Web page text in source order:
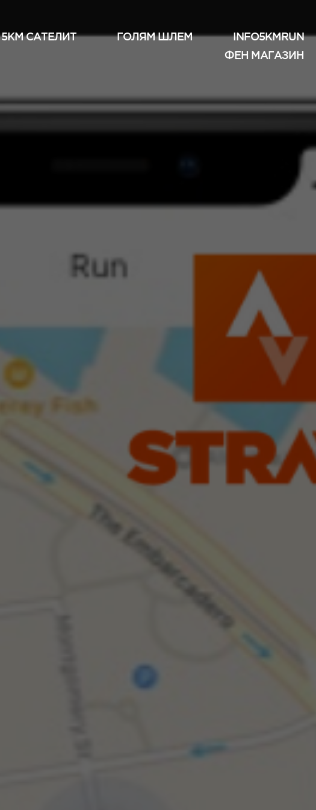
5KM САТЕЛИТ ГОЛЯМ ШЛЕМ
INFO5KMRUN
ФЕН МАГАЗИН